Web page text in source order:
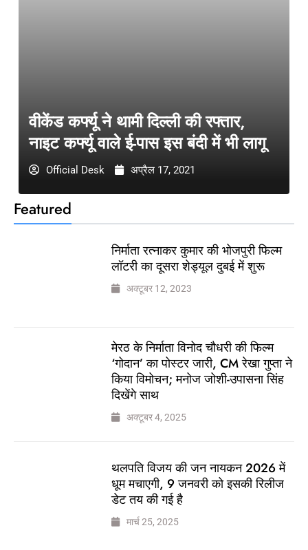
Featured
निर्माता रत्नाकर कुमार की भोजपुरी फिल्म
लॉटरी का दूसरा शेड्यूल दुबई में शुरू
अक्टूबर 12, 2023
मेरठ के निर्माता विनोद चौधरी की फिल्म
‘गोदान’ का पोस्टर जारी, CM रेखा गुप्ता ने
किया विमोचन; मनोज जोशी-उपासना सिंह
दिखेंगे साथ
अक्टूबर 4, 2025
थलपति विजय की जन नायकन 2026 में
धूम मचाएगी, 9 जनवरी को इसकी रिलीज
डेट तय की गई है
मार्च 25, 2025
वीकेंड कर्फ्यू ने थामी दिल्ली की रफ्तार,
नाइट कर्फ्यू वाले ई-पास इस बंदी में भी लागू
Official Desk अप्रैल 17, 2021